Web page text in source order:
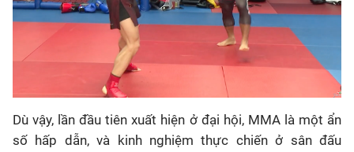
Dù vậy, lần đầu tiên xuất hiện ở đại hội, MMA là một ẩn
số hấp dẫn, và kinh nghiệm thực chiến ở sân đấu